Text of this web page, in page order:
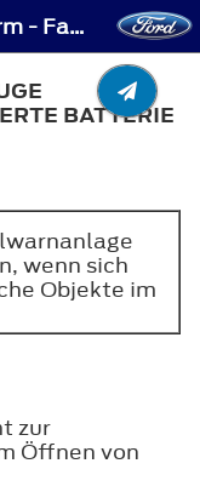
Sicherheit - Diebstahlalarm - Fahrzeuge ausgestattet mit Integrierte Batterie
BATTERIE
wenn sich
Objekte im
zur
Öffnen von